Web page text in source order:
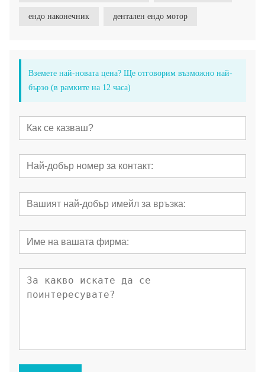
ендо наконечник дентален ендо мотор
Вземете най-новата цена? Ще отговорим възможно най-
бързо (в рамките на 12 часа)